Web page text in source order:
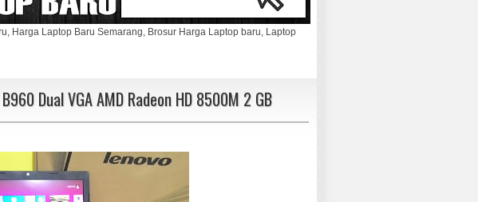
Harga Laptop Baru Semarang, Brosur Harga Laptop baru, Laptop
B960 Dual VGA AMD Radeon HD 8500M 2 GB